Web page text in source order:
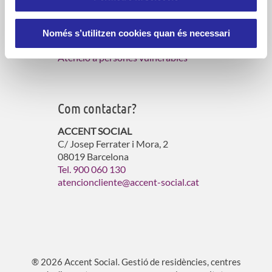
Només s’utilitzen cookies quan és necessari
Serveis d’atenció domiciliària
Gestió de residències per a gent gran
Atenció a persones vulnerables
Com contactar?
ACCENT SOCIAL
C/ Josep Ferrater i Mora, 2
08019 Barcelona
Tel. 900 060 130
atencioncliente@accent-social.cat
® 2026 Accent Social. Gestió de residències, centres